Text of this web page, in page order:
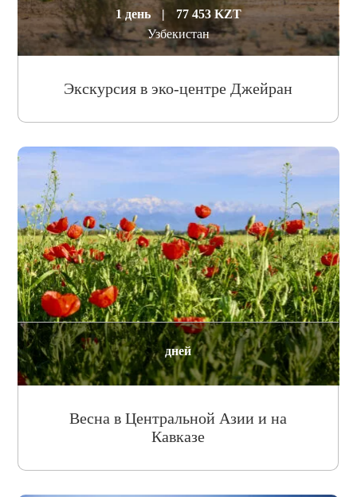
1 день |
77 453 KZT
Узбекистан
Экскурсия в эко-центре Джейран
дней
Весна в Центральной Азии и на
Кавказе